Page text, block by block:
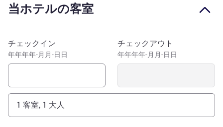
all calls made to +351 211 582 730 will be charged at the
The Ibis Lisboa Sintra is located 10 miles from the
UNESCO world heritage site of Sintra, and is close to
Lisbon, Cascais and Estoril. Its proximity to Sintra
place to be.
当ホテルの客室
このホテルを予約
チェックイン
年年年年-月月-日日
チェックアウト
年年年年-月月-日日
1 客室, 1 大人